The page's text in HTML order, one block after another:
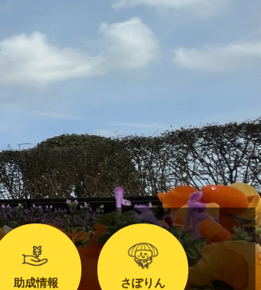
助成情報 さぽりん